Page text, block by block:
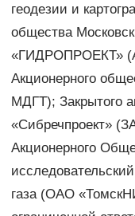
геодезии и
общества
«ГИДРОПРОЕКТ»
Акционерного
МДГТ); Закрытого
«Сибречпроект»
Акционерного
газа (ОАО